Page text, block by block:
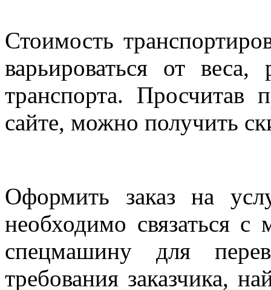
Стоимость
варьироваться от
транспорта. Просчитав
сайте, можно получить
Оформить заказ на
необходимо связаться с
спецмашину для
требования заказчика,